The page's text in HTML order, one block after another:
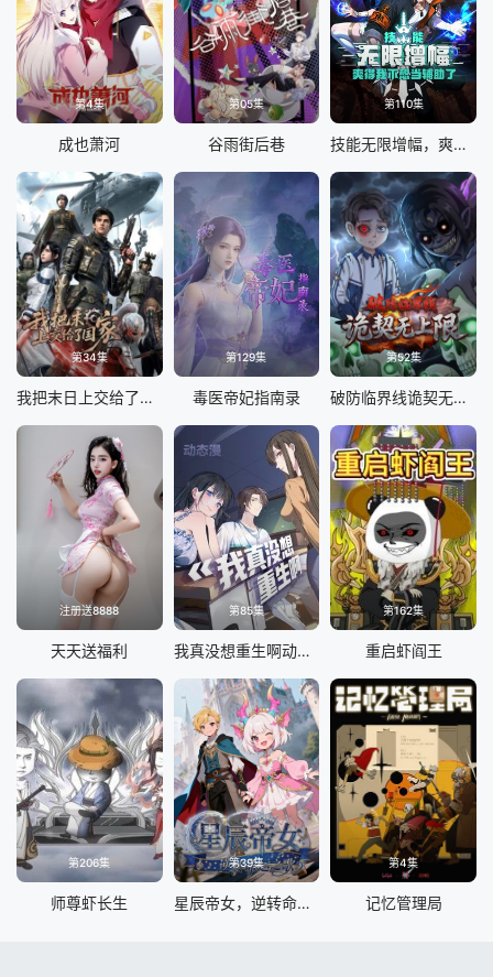
第4集
成也萧河
第05集
谷雨街后巷
第110集
技能无限增幅，爽得我不想当辅助了！动态漫画
第34集
我把末日上交给了国家
第129集
毒医帝妃指南录
第52集
破防临界线诡契无上限
注册送8888
天天送福利
第85集
我真没想重生啊动态漫画第一季
第162集
重启虾阎王
第206集
师尊虾长生
第39集
星辰帝女，逆转命运之歌
第4集
记忆管理局